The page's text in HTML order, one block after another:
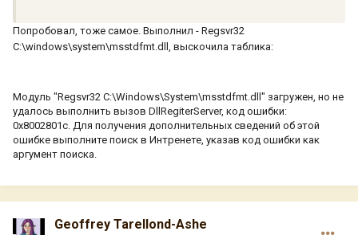
Попробовал, тоже самое. Выполнил - Regsvr32
C:\windows\system\msstdfmt.dll, выскочила таблика:
Модуль "Regsvr32 C:\Windows\System\msstdfmt.dll" загружен, но не
удалось выполнить вызов DllRegiterServer, код ошибки:
0x8002801c. Для получения дополнительных сведений об этой
ошибке выполните поиск в Интренете, указав код ошибки как
аргумент поиска.
Geoffrey Tarellond-Ashe